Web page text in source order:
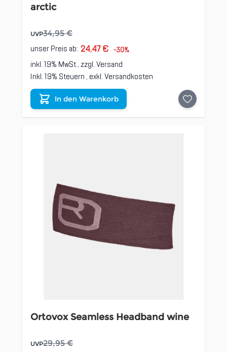
arctic
UVP34,95 €
unser Preis ab: 24,47 € -30%
inkl. 19% MwSt., zzgl.Versand
Inkl. 19% Steuern , exkl.Versandkosten
In den Warenkorb
Ortovox Seamless Headband wine
UVP29,95 €